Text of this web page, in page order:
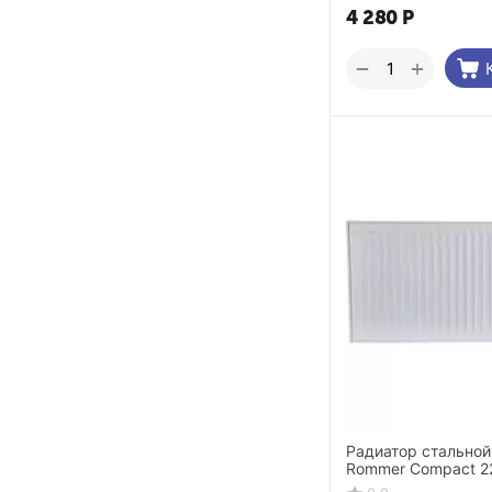
4 280 Р
+
−
Радиатор
Rommer Compact
боковое